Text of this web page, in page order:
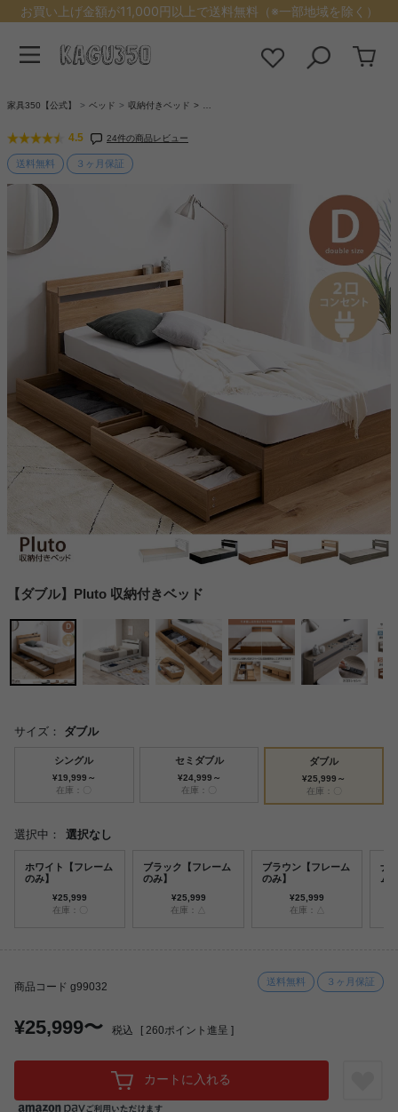
お買い上げ金額が11,000円以上で送料無料（※一部地域を除く）
家具350【公式】 ベッド 収納付きベッド
4.5 24件の商品レビュー
送料無料 ３ヶ月保証
【ダブル】Pluto 収納付きベッド
サイズ： ダブル
シングル
¥19,999～
在庫：〇
セミダブル
¥24,999～
在庫：〇
ダブル
¥25,999～
在庫：〇
選択中： 選択なし
ホワイト【フレーム
のみ】
¥25,999
在庫：〇
ブラック【フレーム
のみ】
¥25,999
在庫：△
ブラウン【フレーム
のみ】
¥25,999
在庫：△
ナ
ム
商品コード g99032 送料無料 ３ヶ月保証
¥25,999〜 税込 [ 260ポイント進呈 ]
カートに入れる